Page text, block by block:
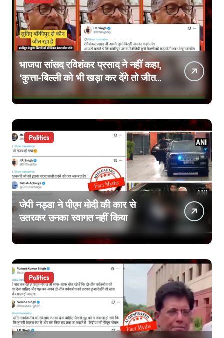
भाजपा सांसद रविशंकर प्रसाद ने नहीं कहा,
‘कुत्ता-बिल्ली को भी खड़ा कर देंगे तो जीत
जाएंगे’, वायरल वीडियो एडिटेड है
Politics
जेपी नड्डा ने पीएम मोदी की कार से
उतरकर उनका स्वागत नहीं किया
Politics